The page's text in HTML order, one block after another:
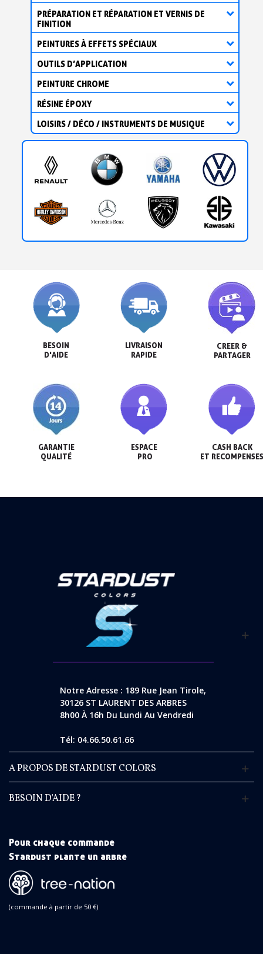
PRÉPARATION ET RÉPARATION ET VERNIS DE
FINITION
PEINTURES À EFFETS SPÉCIAUX
OUTILS D’APPLICATION
PEINTURE CHROME
RÉSINE ÉPOXY
LOISIRS / DÉCO / INSTRUMENTS DE MUSIQUE
BESOIN
D'AIDE
LIVRAISON
RAPIDE
CREER &
PARTAGER
GARANTIE
QUALITÉ
ESPACE
PRO
CASH BACK
ET
Notre Adresse : 189 Rue Jean Tirole,
30126 ST LAURENT DES ARBRES
8h00 À 16h Du Lundi Au Vendredi
Tél: 04.66.50.61.66
A PROPOS DE STARDUST COLORS
BESOIN D'AIDE ?
Pour chaque commande
Stardust plante un arbre
(commande à partir de 50 €)